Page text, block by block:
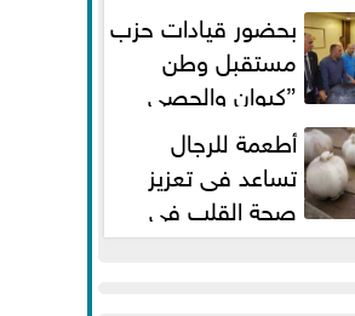
بحضور قيادات حزب
مستقبل وطن
”كيوان والحصي
وعيسي” أمانه
أطعمة للرجال
تساعد فى تعزيز
صحة القلب فى